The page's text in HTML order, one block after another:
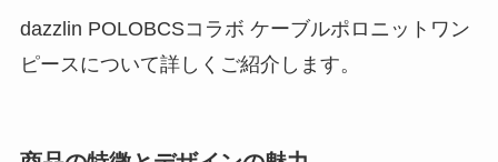
dazzlin POLOBCSコラボ ケーブルポロニットワン
ピースについて詳しくご紹介します。